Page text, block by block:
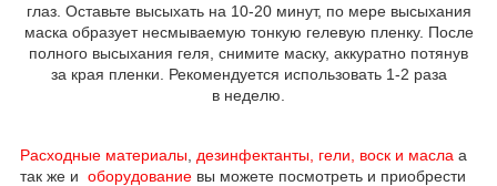
глаз. Оставьте высыхать на 10-20 минут, по мере высыхания
маска образует несмываемую тонкую гелевую пленку. После
полного высыхания геля, снимите маску, аккуратно потянув
за края пленки. Рекомендуется использовать 1-2 раза
в неделю.
Расходные материалы дезинфектанты, гели, воск и масла а
так же и оборудование вы можете посмотреть и приобрести